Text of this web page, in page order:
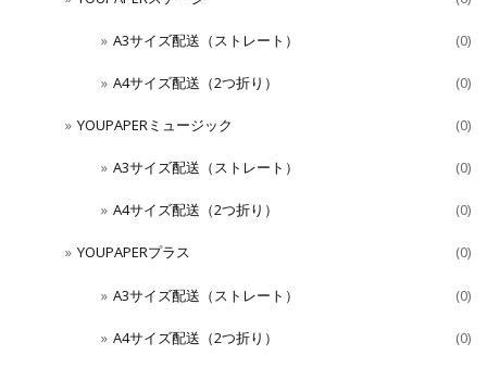
A3サイズ配送（ストレート） (0)
A4サイズ配送（2つ折り） (0)
YOUPAPERミュージック (0)
A3サイズ配送（ストレート） (0)
A4サイズ配送（2つ折り） (0)
YOUPAPERプラス (0)
A3サイズ配送（ストレート） (0)
A4サイズ配送（2つ折り） (0)